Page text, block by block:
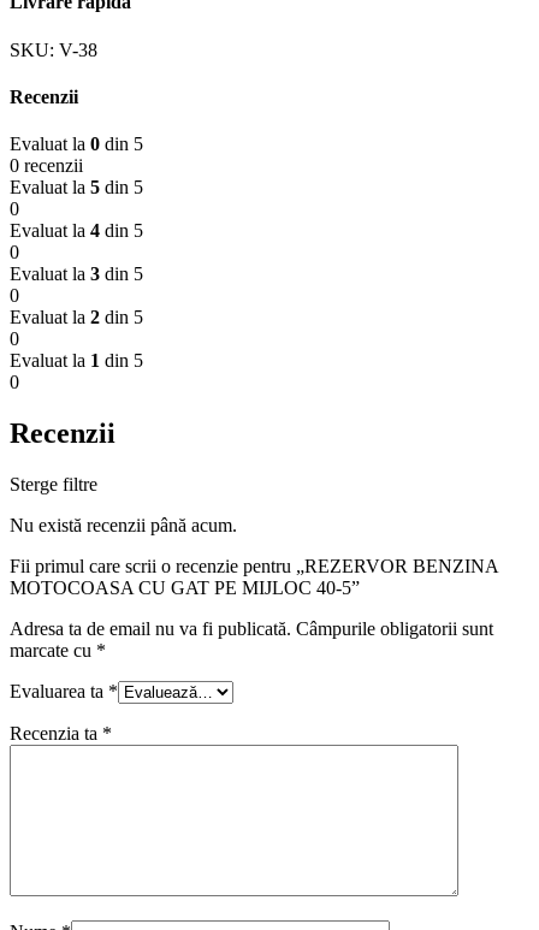
SKU: V-38
Recenzii
Evaluat la 0 din 5
0 recenzii
Evaluat la 5 din 5
0
Evaluat la 4 din 5
0
Evaluat la 3 din 5
0
Evaluat la 2 din 5
0
Evaluat la 1 din 5
0
Recenzii
Sterge filtre
Nu există recenzii până acum.
Fii primul care scrii o recenzie pentru „REZERVOR BENZINA
MOTOCOASA CU GAT PE MIJLOC 40-5”
Adresa ta de email nu va fi publicată. Câmpurile obligatorii sunt
marcate cu *
Evaluarea ta *
Recenzia ta *